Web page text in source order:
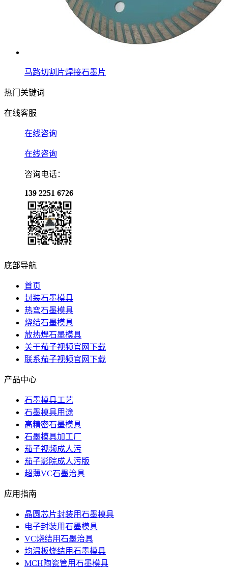
马路切割片焊接石墨片
热门关键词
在线客服
在线咨询
在线咨询
咨询电话：
139 2251 6726
底部导航
首页
封装石墨模具
热弯石墨模具
烧结石墨模具
放热焊石墨模具
关于茄子视频官网下载
联系茄子视频官网下载
产品中心
石墨模具工艺
石墨模具用途
高精密石墨模具
石墨模具加工厂
茄子视频成人污
茄子影院成人污版
超薄VC石墨治具
应用指南
晶圆芯片封装用石墨模具
电子封装用石墨模具
VC烧结用石墨治具
均温板烧结用石墨模具
MCH陶瓷管用石墨模具